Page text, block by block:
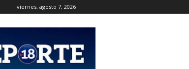
viernes, agosto 7, 2026